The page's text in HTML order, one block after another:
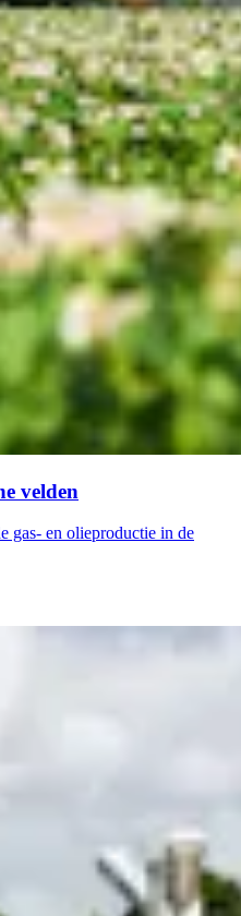
velden
gas- en olieproductie in de